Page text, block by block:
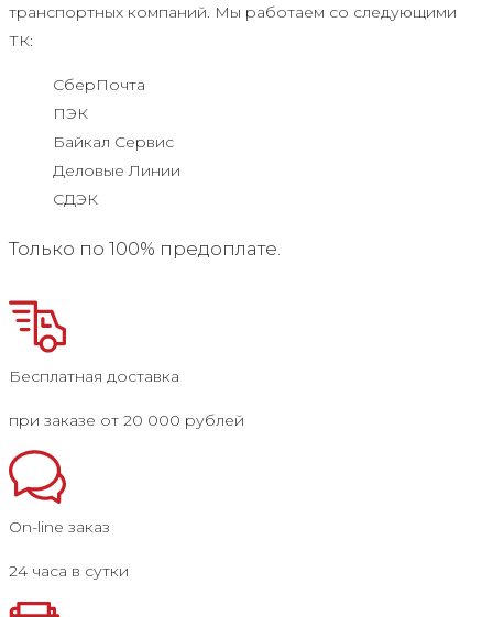
транспортных компаний. Мы работаем со следующими
ТК:
СберПочта
ПЭК
Байкал Сервис
Деловые Линии
СДЭК
Только по 100% предоплате.
Бесплатная доставка
при заказе от 20 000 рублей
On-line заказ
24 часа в сутки